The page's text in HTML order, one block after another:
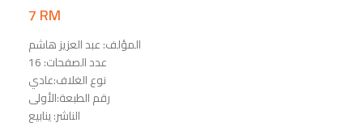
7RM
المؤلف: عبد العزيز هاشم
عدد الصفحات: 16
نوع الغلاف:عادي
رقم الطبعة:الأولى
الناشر: ينابيع